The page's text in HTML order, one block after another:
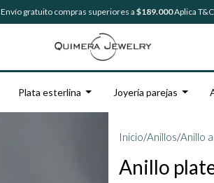
Envío gratuito compras superiores a $189.000Aplica
Plata esterlina Joyería parejas
Inicio/Anillos/Anillo
Anillo